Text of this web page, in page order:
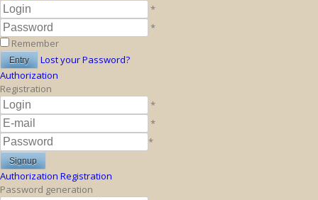
*
*
Remember
Lost your Password?
Authorization
Registration
*
*
*
Authorization Registration
Password generation